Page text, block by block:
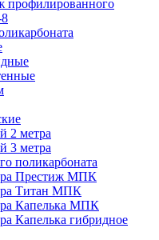
профилированного
2 метра
3 метра
поликарбоната
Престиж МПК
Титан МПК
Капелька МПК
Капелька гибридное